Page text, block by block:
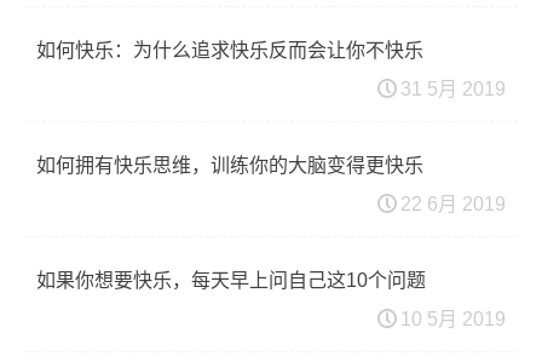
如何快乐：为什么追求快乐反而会让你不快乐
31 5月 2019
如何拥有快乐思维，训练你的大脑变得更快乐
22 6月 2019
如果你想要快乐，每天早上问自己这10个问题
10 5月 2019